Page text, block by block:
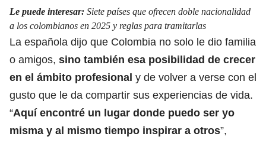
Le puede interesar: Siete países que ofrecen doble nacionalidad
a los colombianos en 2025 y reglas para tramitarlas
La española dijo que Colombia no solo le dio familia
o amigos, sino también esa posibilidad de crecer
en el ámbito profesional y de volver a verse con el
gusto que le da compartir sus experiencias de vida.
“Aquí encontré un lugar donde puedo ser yo
misma y al mismo tiempo inspirar a otros”,